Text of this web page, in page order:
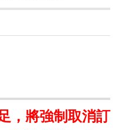
，將強制取消訂